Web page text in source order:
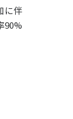
に伴
90%